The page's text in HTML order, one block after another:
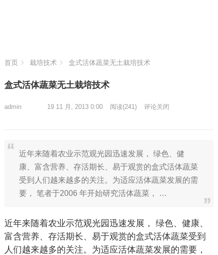
首页 栽培技术 盒式活体蔬菜无土栽培技术
盒式活体蔬菜无土栽培技术
admin 19 11 月, 2013 0:00 阅读(241) 评论关闭
近年来随着农业示范观光园迅速发展， 绿色、健
康、富含营养、存活期长、易于观赏的盒式活体蔬菜
受到人们越来越多的关注。为适应活体蔬菜发展的需
要， 笔者于2006 年开始研究活体蔬菜， …
近年来随着农业示范观光园迅速发展， 绿色、健康、
富含营养、存活期长、易于观赏的盒式活体蔬菜受到
人们越来越多的关注。为适应活体蔬菜发展的需要，